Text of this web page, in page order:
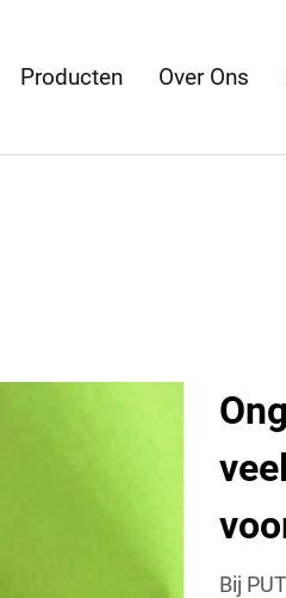
Producten Over Ons
Bij